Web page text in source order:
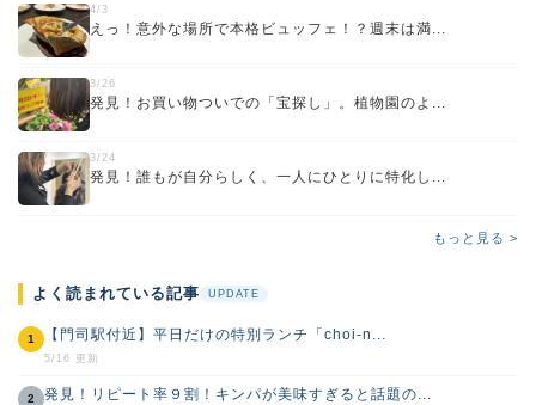
4/3
えっ！意外な場所で本格ビュッフェ！？週末は満...
3/26
発見！お買い物ついでの「宝探し」。植物園のよ...
3/24
発見！誰もが自分らしく、一人にひとりに特化し...
もっと見る >
よく読まれている記事 UPDATE
1 【門司駅付近】平日だけの特別ランチ「choi-n...
5/16 更新
2 発見！リピート率９割！キンパが美味すぎると話題の...